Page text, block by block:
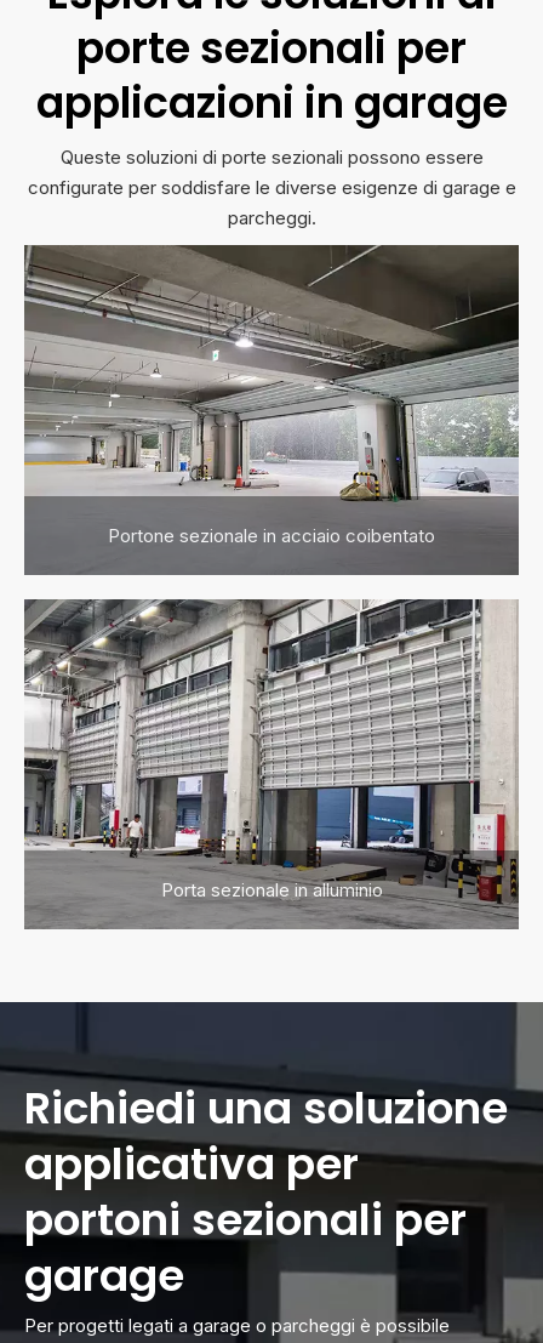
porte sezionali per
applicazioni in garage
Queste soluzioni di porte sezionali possono essere
configurate per soddisfare le diverse esigenze di garage e
parcheggi.
Portone sezionale in acciaio coibentato
Porta sezionale in alluminio
Richiedi una soluzione
applicativa per
portoni sezionali per
garage
Per progetti legati a garage o parcheggi è possibile